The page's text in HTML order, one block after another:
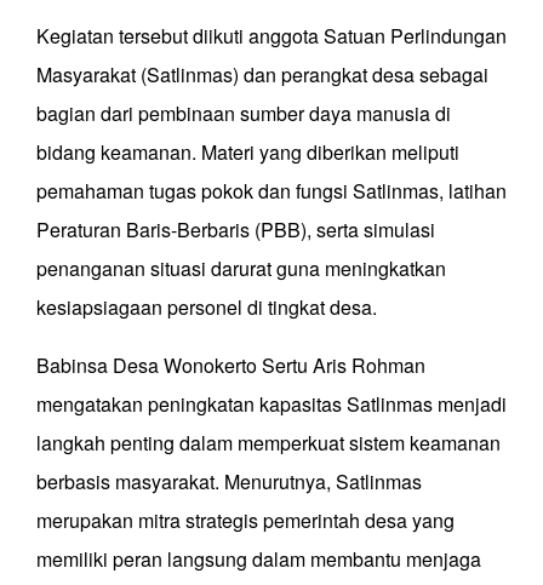
Kegiatan tersebut diikuti anggota Satuan Perlindungan
Masyarakat (Satlinmas) dan perangkat desa sebagai
bagian dari pembinaan sumber daya manusia di
bidang keamanan. Materi yang diberikan meliputi
pemahaman tugas pokok dan fungsi Satlinmas, latihan
Peraturan Baris-Berbaris (PBB), serta simulasi
penanganan situasi darurat guna meningkatkan
kesiapsiagaan personel di tingkat desa.
Babinsa Desa Wonokerto Sertu Aris Rohman
mengatakan peningkatan kapasitas Satlinmas menjadi
langkah penting dalam memperkuat sistem keamanan
berbasis masyarakat. Menurutnya, Satlinmas
merupakan mitra strategis pemerintah desa yang
memiliki peran langsung dalam membantu menjaga